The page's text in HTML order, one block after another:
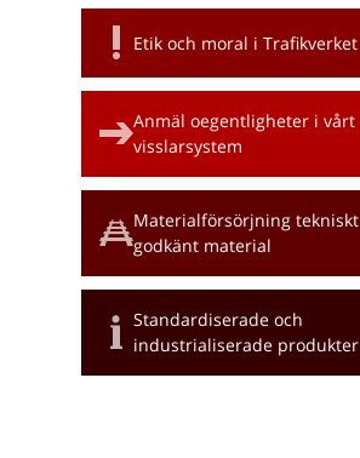
Etik och moral i Trafikverket
Anmäl oegentligheter i vårt
visslarsystem
Materialförsörjning tekniskt
godkänt material
Standardiserade och
industrialiserade produkter